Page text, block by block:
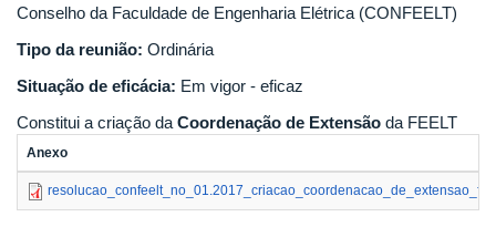
Conselho da Faculdade de Engenharia Elétrica (CONFEELT)
Tipo da reunião: Ordinária
Situação de eficácia: Em vigor - eficaz
Constitui a criação da Coordenação de Extensão da FEELT
Anexo